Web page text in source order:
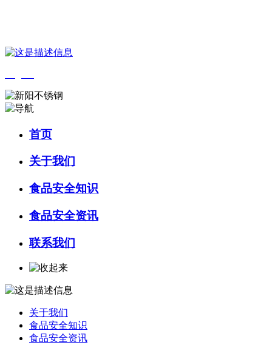
首页
关于我们
食品安全知识
食品安全资讯
联系我们
关于我们
食品安全知识
食品安全资讯